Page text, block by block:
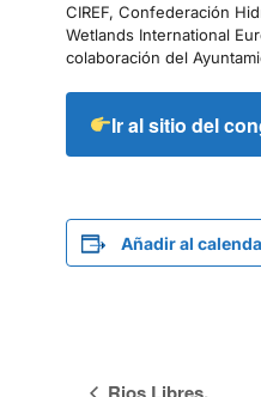
CIREF, Confederación
Wetlands International
colaboración del
Ir al sitio del
Añadir al